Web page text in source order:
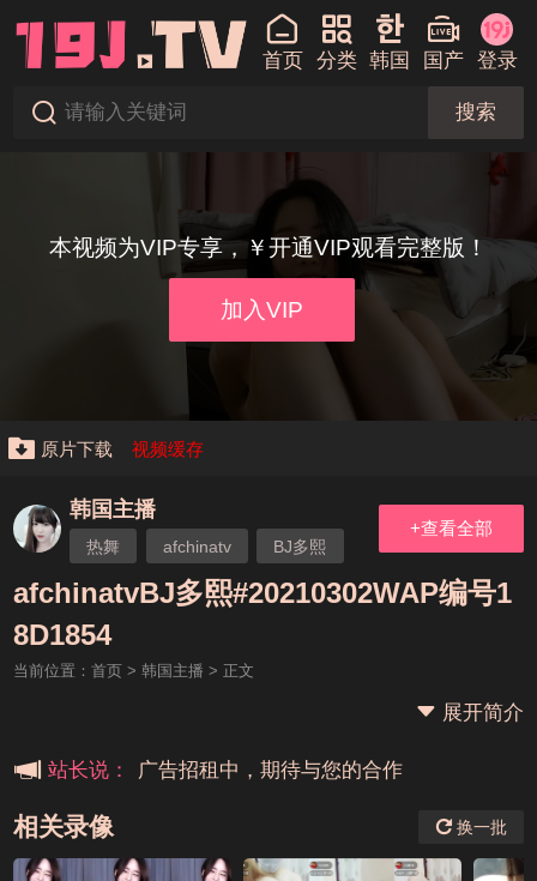
首页 分类 韩国 国产 登录
搜索
本视频为VIP专享，￥开通VIP观看完整版！
加入VIP
原片下载 视频缓存
韩国主播
热舞 afchinatv BJ多熙
+查看全部
afchinatvBJ多熙#20210302WAP编号1
8D1854
当前位置： 首页> 韩国主播 > 正文
展开简介
站长说： 广告招租中，期待与您的合作
相关录像 换一批